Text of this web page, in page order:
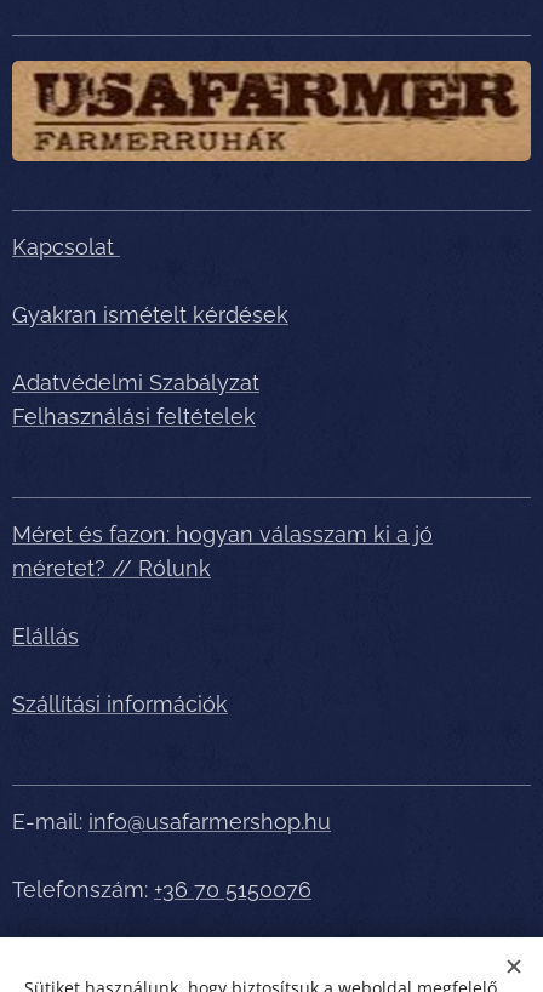
Kapcsolat
Gyakran ismételt kérdések
Adatvédelmi Szabályzat
Felhasználási feltételek
Méret és fazon: hogyan válasszam ki a jó
méretet? // Rólunk
Elállás
Szállítási információk
E-mail: info@usafarmershop.hu
Telefonszám: +36 70 5150076
Részletes tájékoztatásért, segítségért telefonáljon